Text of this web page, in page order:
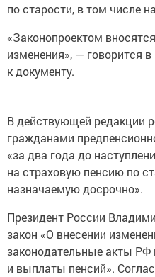
по старости, в том числе
«Законопроектом
изменения», — говорится
к документу.
В действующей редакции
гражданами
«за два года до
на страховую пенсию по
назначаемую досрочно».
Президент России
закон «О внесении
законодательные акты РФ
и выплаты пенсий».